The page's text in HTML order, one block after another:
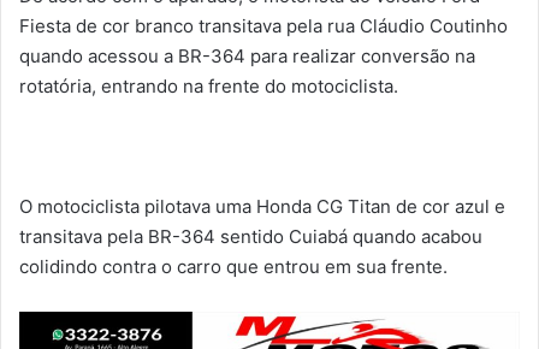
Fiesta de cor branco transitava pela rua Cláudio Coutinho
quando acessou a BR-364 para realizar conversão na
rotatória, entrando na frente do motociclista.
O motociclista pilotava uma Honda CG Titan de cor azul e
transitava pela BR-364 sentido Cuiabá quando acabou
colidindo contra o carro que entrou em sua frente.